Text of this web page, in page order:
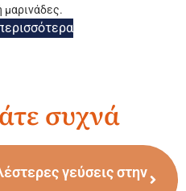
συχνά
γεύσεις στην